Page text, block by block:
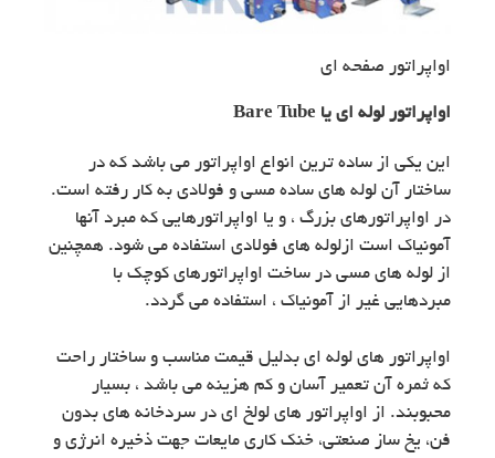
اواپراتور صفحه ای
اواپراتور لوله ای یا Bare Tube
این یکی از ساده ترین انواع اواپراتور می باشد که در
ساختار آن لوله های ساده مسی و فولادی به کار رفته است.
در اواپراتورهای بزرگ ، و یا اواپراتورهایی که مبرد آنها
آمونیاک است ازلوله های فولادی استفاده می شود. همچنین
از لوله های مسی در ساخت اواپراتورهای کوچک با
مبردهایی غیر از آمونیاک ، استفاده می گردد.
اواپراتور های لوله ای بدلیل قیمت مناسب و ساختار راحت
که ثمره آن تعمیر آسان و کم هزینه می باشد ، بسیار
محبوبند. از اواپراتور های لولخ ای در سردخانه های بدون
فن، یخ ساز صنعتی، خنک کاری مایعات جهت ذخیره انرژی و